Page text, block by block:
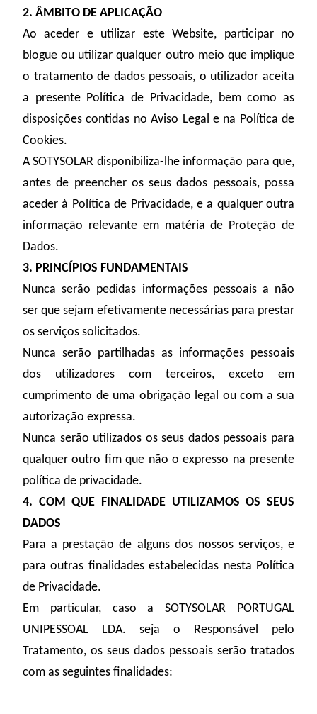
2. ÂMBITO DE APLICAÇÃO
Ao aceder e utilizar este Website, participar no
blogue ou utilizar qualquer outro meio que implique
o tratamento de dados pessoais, o utilizador aceita
a presente Política de Privacidade, bem como as
disposições contidas no Aviso Legal e na Política de
Cookies.
A SOTYSOLAR disponibiliza-lhe informação para que,
antes de preencher os seus dados pessoais, possa
aceder à Política de Privacidade, e a qualquer outra
informação relevante em matéria de Proteção de
Dados.
3. PRINCÍPIOS FUNDAMENTAIS
Nunca serão pedidas informações pessoais a não
ser que sejam efetivamente necessárias para prestar
os serviços solicitados.
Nunca serão partilhadas as informações pessoais
dos utilizadores com terceiros, exceto em
cumprimento de uma obrigação legal ou com a sua
autorização expressa.
Nunca serão utilizados os seus dados pessoais para
qualquer outro fim que não o expresso na presente
política de privacidade.
4. COM QUE FINALIDADE UTILIZAMOS OS SEUS
DADOS
Para a prestação de alguns dos nossos serviços, e
para outras finalidades estabelecidas nesta Política
de Privacidade.
Em particular, caso a SOTYSOLAR PORTUGAL
UNIPESSOAL LDA. seja o Responsável pelo
Tratamento, os seus dados pessoais serão tratados
com as seguintes finalidades: